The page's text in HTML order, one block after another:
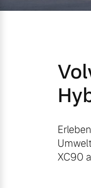
Konnektivität
Aktuelle
Über uns
Unser Team
XC90